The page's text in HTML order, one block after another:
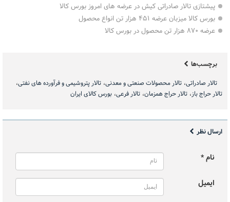
پیشتازی تالار صادراتی کیش در عرضه های امروز بورس کالا
بورس کالا میزبان عرضه ۴۵۱ هزار تن انواع محصول
عرضه ۸۷۰ هزار تن محصول در بورس کالا
برچسب‌ها
تالار صادراتی تالار محصولات صنعتی و معدنی تالار پتروشیمی و فرآورده های نفتی
تالار حراج باز تالار حراج همزمان تالار فرعی بورس کالای ایران
ارسال نظر
نام *
ایمیل